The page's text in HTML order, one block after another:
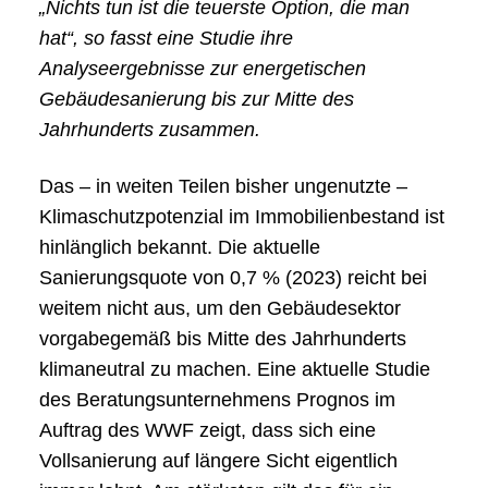
„Nichts tun ist die teuerste Option, die man
hat“, so fasst eine Studie ihre
Analyseergebnisse zur energetischen
Gebäudesanierung bis zur Mitte des
Jahrhunderts zusammen.
Das – in weiten Teilen bisher ungenutzte –
Klimaschutzpotenzial im Immobilienbestand ist
hinlänglich bekannt. Die aktuelle
Sanierungsquote von 0,7 % (2023) reicht bei
weitem nicht aus, um den Gebäudesektor
vorgabegemäß bis Mitte des Jahrhunderts
klimaneutral zu machen. Eine aktuelle Studie
des Beratungsunternehmens Prognos im
Auftrag des WWF zeigt, dass sich eine
Vollsanierung auf längere Sicht eigentlich